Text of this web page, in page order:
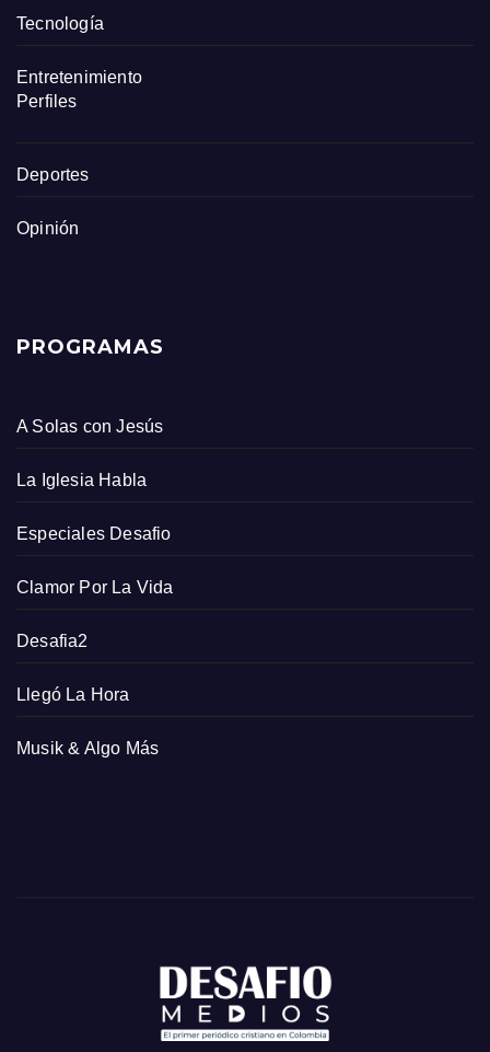
Tecnología
Entretenimiento
Perfiles
Deportes
Opinión
PROGRAMAS
A Solas con Jesús
La Iglesia Habla
Especiales Desafio
Clamor Por La Vida
Desafia2
Llegó La Hora
Musik & Algo Más